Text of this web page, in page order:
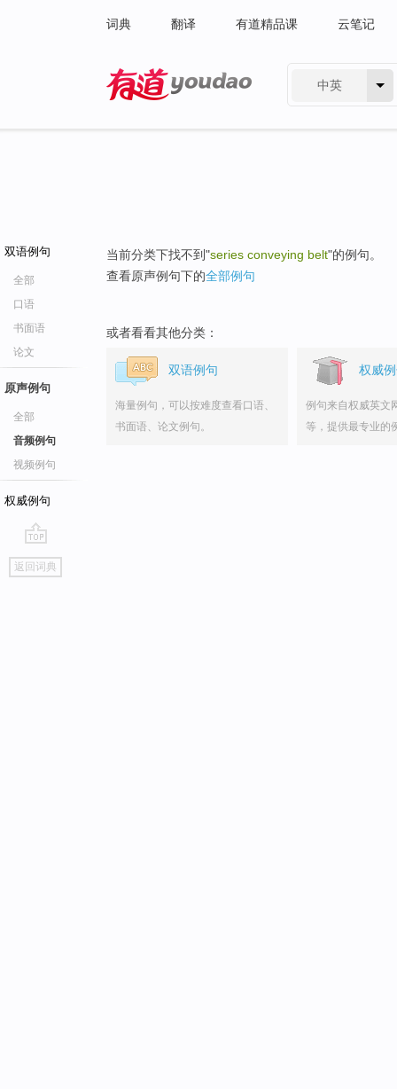
词典 翻译 有道精品课 云笔记
中英
双语例句
全部
口语
书面语
论文
原声例句
全部
音频例句
视频例句
权威例句
go
top
返回词典
当前分类下找不到"series conveying belt"的例句。
查看原声例句下的全部例句
或者看看其他分类：
双语例句
海量例句，可以按难度查看口语、
书面语、论文例句。
权威
例句来自权威英文
等，提供最专业的